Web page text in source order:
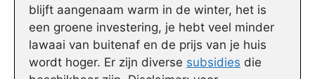
blijft aangenaam warm in de winter, het is
een groene investering, je hebt veel minder
lawaai van buitenaf en de prijs van je huis
wordt hoger. Er zijn diverse subsidies die